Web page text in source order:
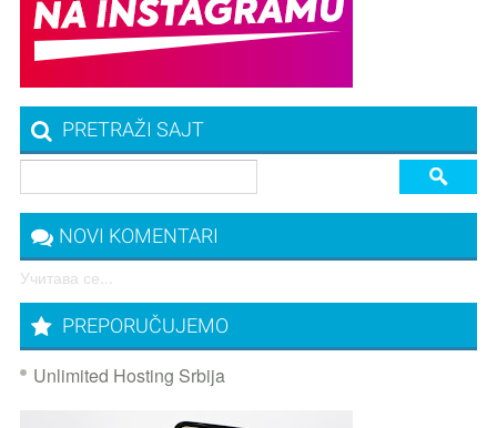
PRETRAŽI SAJT
NOVI KOMENTARI
Учитава се...
PREPORUČUJEMO
Unlimited Hosting Srbija